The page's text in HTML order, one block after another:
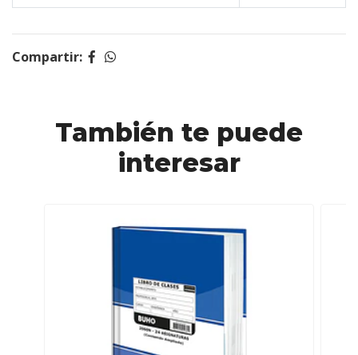
Compartir:
También te puede
interesar